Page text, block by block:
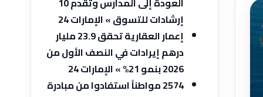
إرشادات للتسوق » الإمارات 24
إعمار العقارية تحقق 23.9 مليار
درهم إيرادات في النصف الأول من
2026 بنمو 21% » الإمارات 24
2574 مواطناً استفادوا من مبادرة